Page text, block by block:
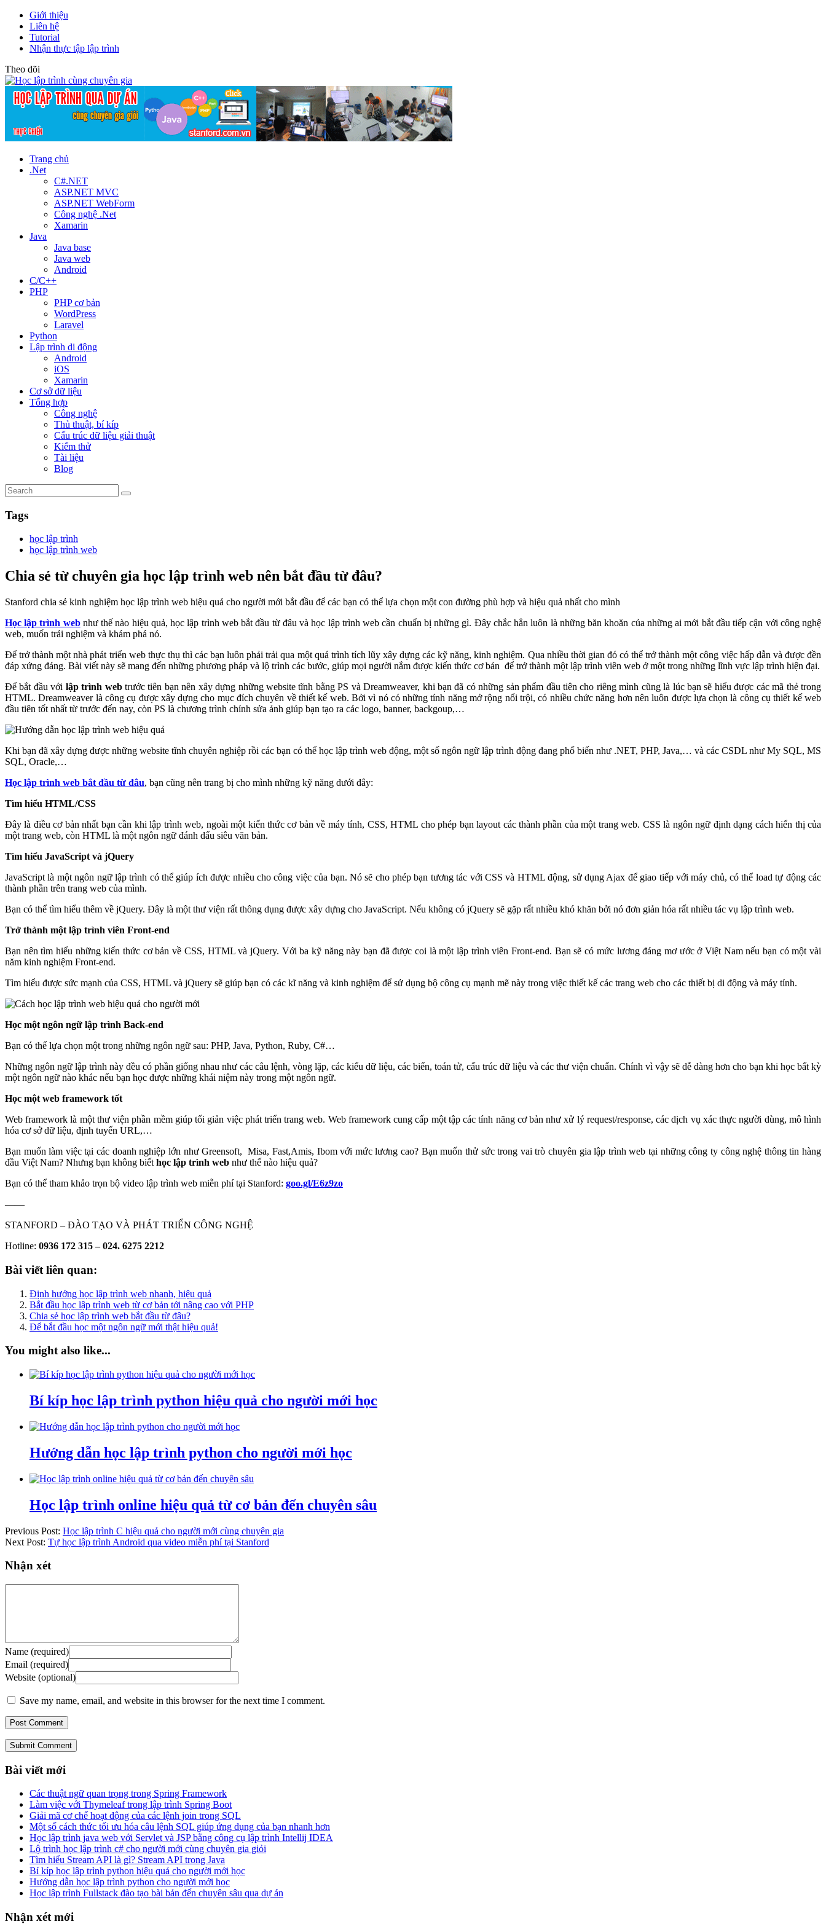
Giới thiệu
Liên hệ
Tutorial
Nhận thực tập lập trình
Theo dõi
Trang chủ
.Net
C#.NET
ASP.NET MVC
ASP.NET WebForm
Công nghệ .Net
Xamarin
Java
Java base
Java web
Android
C/C++
PHP
PHP cơ bản
WordPress
Laravel
Python
Lập trình di động
Android
iOS
Xamarin
Cơ sở dữ liệu
Tổng hợp
Công nghệ
Thủ thuật, bí kíp
Cấu trúc dữ liệu giải thuật
Kiểm thử
Tài liệu
Blog
Tags
học lập trình
học lập trình web
Chia sẻ từ chuyên gia học lập trình web nên bắt đầu từ đâu?
Stanford chia sẻ kinh nghiệm học lập trình web hiệu quả cho người mới bắt đầu để các bạn có thể lựa chọn một con đường phù hợp và hiệu quả nhất cho mình
Học lập trình webnhư thế nào hiệu quả, học lập trình web bắt đầu từ đâu và học lập trình web cần chuẩn bị những gì. Đây chắc hẳn luôn là những băn khoăn của những ai mới bắt đầu tiếp cận với công nghệ
web, muốn trải nghiệm và khám phá nó.
Để trở thành một nhà phát triển web thực thụ thì các bạn luôn phải trải qua một quá trình tích lũy xây dựng các kỹ năng, kinh nghiệm. Qua nhiều thời gian đó có thể trở thành một công việc hấp dẫn và được đền
đáp xứng đáng. Bài viết này sẽ mang đến những phương pháp và lộ trình các bước, giúp mọi người nắm được kiến thức cơ bản để trở thành một lập trình viên web ở một trong những lĩnh vực lập trình hiện đại.
Để bắt đầu với lập trình webtrước tiên bạn nên xây dựng những website tĩnh bằng PS và Dreamweaver, khi bạn đã có những sản phẩm đầu tiên cho riêng mình cũng là lúc bạn sẽ hiểu được các mã thẻ trong
HTML. Dreamweaver là công cụ được xây dựng cho mục đích chuyên về thiết kế web. Bởi vì nó có những tính năng mở rộng nổi trội, có nhiều chức năng hơn nên luôn được lựa chọn là công cụ thiết kế web
đầu tiên tốt nhất từ trước đến nay, còn PS là chương trình chỉnh sửa ảnh giúp bạn tạo ra các logo, banner, backgoup,…
Khi bạn đã xây dựng được những website tĩnh chuyên nghiệp rồi các bạn có thể học lập trình web động, một số ngôn ngữ lập trình động đang phổ biến như .NET, PHP, Java,… và các CSDL như My SQL, MS
SQL, Oracle,…
Học lập trình web bắt đầu từ đâu, bạn cũng nên trang bị cho mình những kỹ năng dưới đây:
Tìm hiểu HTML/CSS
Đây là điều cơ bản nhất bạn cần khi lập trình web, ngoài một kiến thức cơ bản về máy tính, CSS, HTML cho phép bạn layout các thành phần của một trang web. CSS là ngôn ngữ định dạng cách hiển thị của
một trang web, còn HTML là một ngôn ngữ đánh dấu siêu văn bản.
Tìm hiểu JavaScript và jQuery
JavaScript là một ngôn ngữ lập trình có thể giúp ích được nhiều cho công việc của bạn. Nó sẽ cho phép bạn tương tác với CSS và HTML động, sử dụng Ajax để giao tiếp với máy chủ, có thể load tự động các
thành phần trên trang web của mình.
Bạn có thể tìm hiểu thêm về jQuery. Đây là một thư viện rất thông dụng được xây dựng cho JavaScript. Nếu không có jQuery sẽ gặp rất nhiều khó khăn bởi nó đơn giản hóa rất nhiều tác vụ lập trình web.
Trở thành một lập trình viên Front-end
Bạn nên tìm hiểu những kiến thức cơ bản về CSS, HTML và jQuery. Với ba kỹ năng này bạn đã được coi là một lập trình viên Front-end. Bạn sẽ có mức lương đáng mơ ước ở Việt Nam nếu bạn có một vài
năm kinh nghiệm Front-end.
Tìm hiểu được sức mạnh của CSS, HTML và jQuery sẽ giúp bạn có các kĩ năng và kinh nghiệm để sử dụng bộ công cụ mạnh mẽ này trong việc thiết kế các trang web cho các thiết bị di động và máy tính.
Học một ngôn ngữ lập trình Back-end
Bạn có thể lựa chọn một trong những ngôn ngữ sau: PHP, Java, Python, Ruby, C#…
Những ngôn ngữ lập trình này đều có phần giống nhau như các câu lệnh, vòng lặp, các kiểu dữ liệu, các biến, toán tử, cấu trúc dữ liệu và các thư viện chuẩn. Chính vì vậy sẽ dễ dàng hơn cho bạn khi học bất kỳ
một ngôn ngữ nào khác nếu bạn học được những khái niệm này trong một ngôn ngữ.
Học một web framework tốt
Web framework là một thư viện phần mềm giúp tối giản việc phát triển trang web. Web framework cung cấp một tập các tính năng cơ bản như xử lý request/response, các dịch vụ xác thực người dùng, mô hình
hóa cơ sở dữ liệu, định tuyến URL,…
Bạn muốn làm việc tại các doanh nghiệp lớn như Greensoft, Misa, Fast,Amis, Ibom với mức lương cao? Bạn muốn thử sức trong vai trò chuyên gia lập trình web tại những công ty công nghệ thông tin hàng
đầu Việt Nam? Nhưng bạn không biết học lập trình web như thế nào hiệu quả?
Bạn có thể tham khảo trọn bộ video lập trình web miễn phí tại Stanford: goo.gl/E6z9zo
——
STANFORD – ĐÀO TẠO VÀ PHÁT TRIỂN CÔNG NGHỆ
Hotline: 0936 172 315 – 024. 6275 2212
Bài viết liên quan:
Định hướng học lập trình web nhanh, hiệu quả
Bắt đầu học lập trình web từ cơ bản tới nâng cao với PHP
Chia sẻ học lập trình web bắt đầu từ đâu?
Để bắt đầu học một ngôn ngữ mới thật hiệu quả!
You might also like...
Bí kíp học lập trình python hiệu quả cho người mới học
Hướng dẫn học lập trình python cho người mới học
Học lập trình online hiệu quả từ cơ bản đến chuyên sâu
Previous Post: Học lập trình C hiệu quả cho người mới cùng chuyên gia
Next Post: Tự học lập trình Android qua video miễn phí tại Stanford
Nhận xét
Name (required)
Email (required)
Website (optional)
Save my name, email, and website in this browser for the next time I comment.
Submit Comment
Bài viết mới
Các thuật ngữ quan trọng trong Spring Framework
Làm việc với Thymeleaf trong lập trình Spring Boot
Giải mã cơ chế hoạt động của các lệnh join trong SQL
Một số cách thức tối ưu hóa câu lệnh SQL giúp ứng dụng của bạn nhanh hơn
Học lập trình java web với Servlet và JSP bằng công cụ lập trình Intellij IDEA
Lộ trình học lập trình c# cho người mới cùng chuyên gia giỏi
Tìm hiểu Stream API là gì? Stream API trong Java
Bí kíp học lập trình python hiệu quả cho người mới học
Hướng dẫn học lập trình python cho người mới học
Học lập trình Fullstack đào tạo bài bản đến chuyên sâu qua dự án
Nhận xét mới